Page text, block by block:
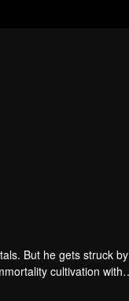
But he gets struck by
cultivation with